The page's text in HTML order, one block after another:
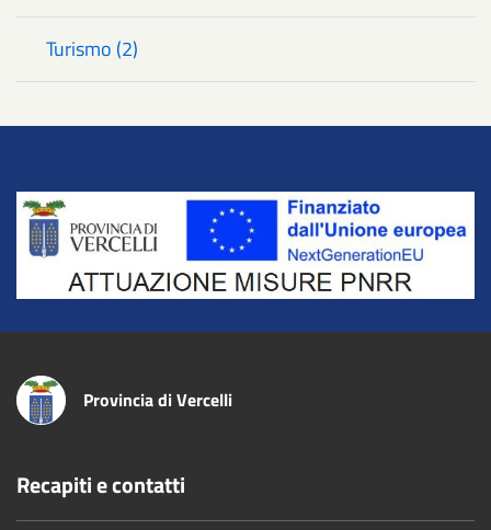
Turismo (2)
Title
Provincia di Vercelli
Recapiti e contatti